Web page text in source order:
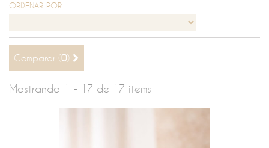
ORDENAR POR
Comparar (0)
Mostrando 1 - 17 de 17 items